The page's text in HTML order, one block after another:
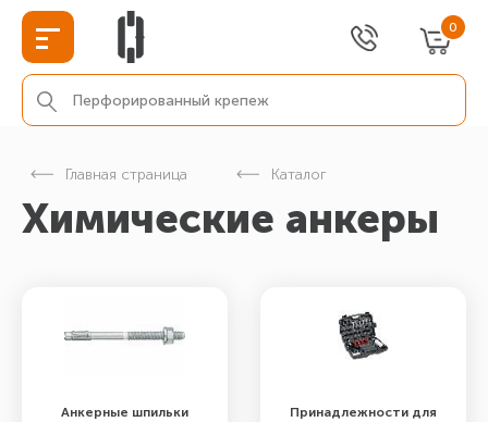
0
Главная страница Каталог
Химические анкеры
Анкерные шпильки
Принадлежности для